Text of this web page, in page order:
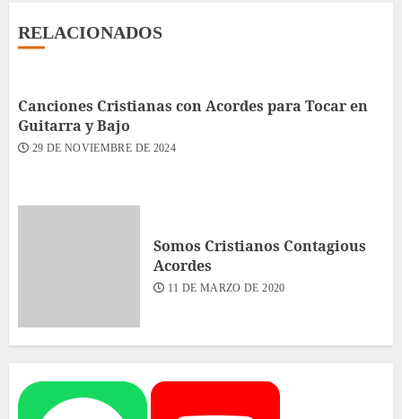
RELACIONADOS
Canciones Cristianas con Acordes para Tocar en
Guitarra y Bajo
29 DE NOVIEMBRE DE 2024
Somos Cristianos Contagious
Acordes
11 DE MARZO DE 2020